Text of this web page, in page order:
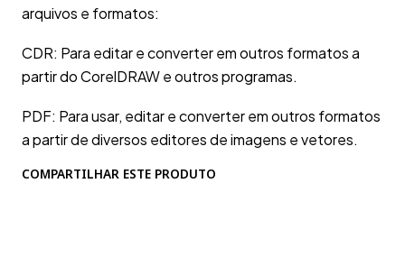
arquivos e formatos:
CDR: Para editar e converter em outros formatos a
partir do CorelDRAW e outros programas.
PDF: Para usar, editar e converter em outros formatos
a partir de diversos editores de imagens e vetores.
COMPARTILHAR ESTE PRODUTO